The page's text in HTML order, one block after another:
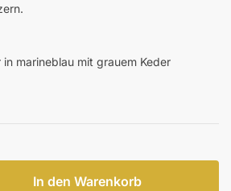
marineblau mit grauem Keder
In den Warenkorb